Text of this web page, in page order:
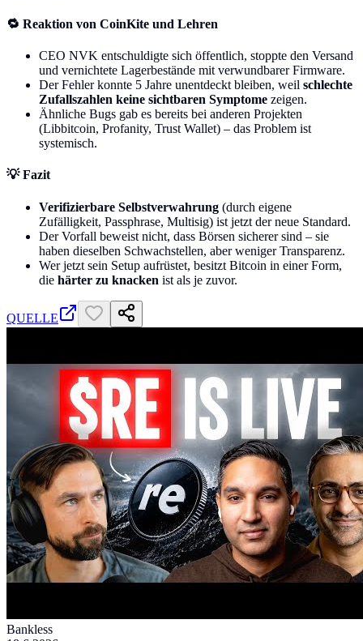
🔁 Reaktion von CoinKite und Lehren
CEO NVK entschuldigte sich öffentlich, stoppte den Versand
und vernichtete Lagerbestände mit verwundbarer Firmware.
Der Fehler konnte 5 Jahre unentdeckt bleiben, weil schlechte
Zufallszahlen keine sichtbaren Symptome zeigen.
Ähnliche Bugs gab es bereits bei anderen Projekten
(Libbitcoin, Profanity, Trust Wallet) – das Problem ist
systemisch.
💡 Fazit
Verifizierbare Selbstverwahrung (durch eigene
Zufälligkeit, Passphrase, Multisig) ist jetzt der neue Standard.
Der Vorfall beweist nicht, dass Börsen sicherer sind – sie
haben dieselben Schwachstellen, aber weniger Transparenz.
Wer jetzt sein Setup aufrüstet, besitzt Bitcoin in einer Form,
die härter zu knacken ist als je zuvor.
QUELLE
Bankless